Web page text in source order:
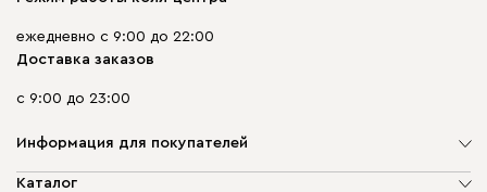
ежедневно с 9:00 до 22:00
Доставка заказов
с 9:00 до 23:00
Информация для покупателей
О компании
Каталог